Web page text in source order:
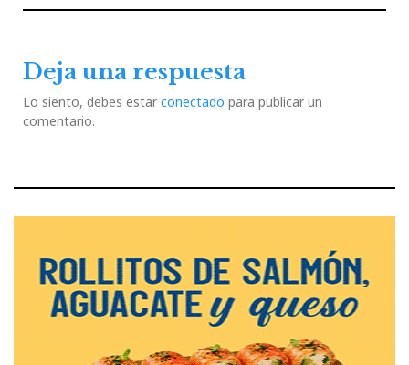
entradas
Deja una respuesta
Lo siento, debes estar conectado para publicar un
comentario.